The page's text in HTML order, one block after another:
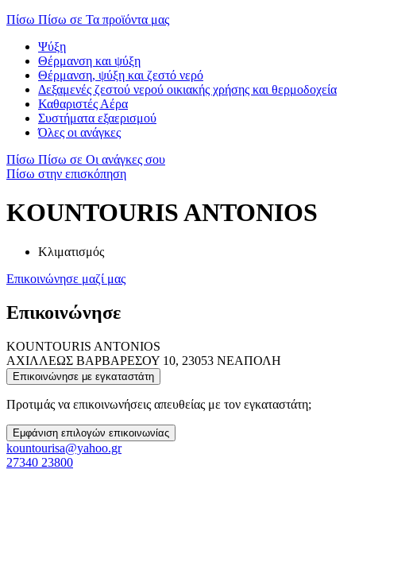
Πίσω Πίσω σε Τα προϊόντα μας
Ψύξη
Θέρμανση και ψύξη
Θέρμανση, ψύξη και ζεστό νερό
Δεξαμενές ζεστού νερού οικιακής χρήσης και θερμοδοχεία
Καθαριστές Αέρα
Συστήματα εξαερισμού
Όλες οι ανάγκες
Πίσω Πίσω σε Οι ανάγκες σου
Πίσω στην επισκόπηση
KOUNTOURIS ANTONIOS
Κλιματισμός
Επικοινώνησε μαζί μας
Επικοινώνησε
KOUNTOURIS ANTONIOS
ΑΧΙΛΛΕΩΣ ΒΑΡΒΑΡΕΣΟΥ 10, 23053 ΝΕΑΠΟΛΗ
Επικοινώνησε με εγκαταστάτη
Προτιμάς να επικοινωνήσεις απευθείας με τον εγκαταστάτη;
Εμφάνιση επιλογών επικοινωνίας
kountourisa@yahoo.gr
27340 23800